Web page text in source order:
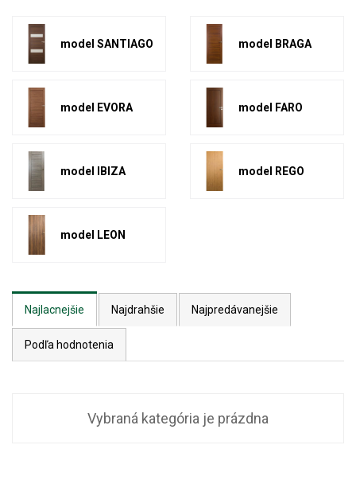
model SANTIAGO model BRAGA
model EVORA model FARO
model IBIZA model REGO
model LEON
Najlacnejšie Najdrahšie Najpredávanejšie
Podľa hodnotenia
Vybraná kategória je prázdna